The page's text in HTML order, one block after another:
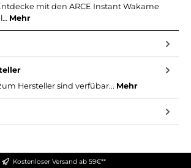
mit den ARCE Instant Wakame
Mehr
Hersteller sind verfübar... Mehr
Kostenloser Versand ab 59€**